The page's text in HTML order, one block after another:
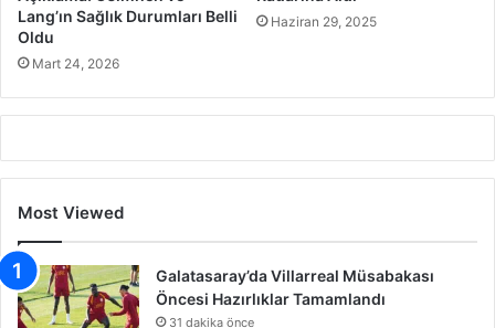
Lang’ın Sağlık Durumları Belli
Oldu
Mart 24, 2026
Haziran 29, 2025
Most Viewed
Galatasaray’da Villarreal Müsabakası
Öncesi Hazırlıklar Tamamlandı
31 dakika önce